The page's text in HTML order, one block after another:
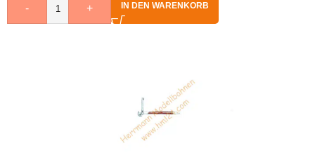
- + IN DEN WARENKORB